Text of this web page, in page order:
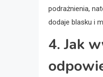
podrażnienia,
dodaje blasku i
4. Jak